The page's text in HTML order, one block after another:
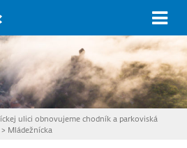
ulici obnovujeme chodník a parkoviská
> Mládežnícka